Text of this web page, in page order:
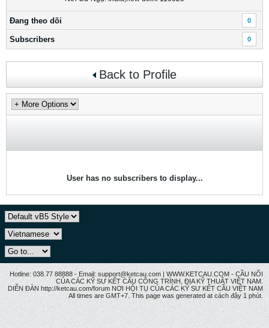
Ðang theo dõi 0
Subscribers 0
Back to Profile
User has no subscribers to display...
Hotline: 038.77 88888 - Email: support@ketcau.com | WWW.KETCAU.COM - CẦU NỐI
CỦA CÁC KỸ SƯ KẾT CẤU CÔNG TRÌNH, ĐỊA KỸ THUẬT VIỆT NAM.
DIỄN ĐÀN http://ketcau.com/forum NƠI HỘI TỤ CỦA CÁC KỸ SƯ KẾT CÂU VIỆT NAM
All times are GMT+7. This page was generated at cách đây 1 phút.